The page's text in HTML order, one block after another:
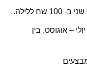
שח ללילה.
– אוגוסט, בין